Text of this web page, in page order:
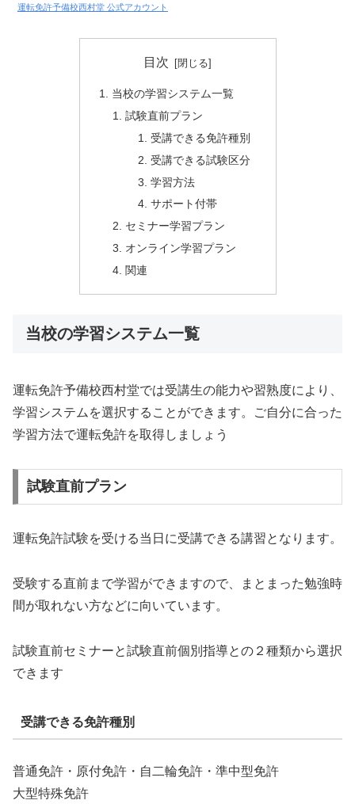
運転免許予備校西村堂 公式アカウント
目次
当校の学習システム一覧
試験直前プラン
受講できる免許種別
受講できる試験区分
学習方法
サポート付帯
セミナー学習プラン
オンライン学習プラン
関連
当校の学習システム一覧
運転免許予備校西村堂では受講生の能力や習熟度により、
学習システムを選択することができます。ご自分に合った
学習方法で運転免許を取得しましょう
試験直前プラン
運転免許試験を受ける当日に受講できる講習となります。
受験する直前まで学習ができますので、まとまった勉強時
間が取れない方などに向いています。
試験直前セミナーと試験直前個別指導との２種類から選択
できます
受講できる免許種別
普通免許・原付免許・自二輪免許・準中型免許
大型特殊免許